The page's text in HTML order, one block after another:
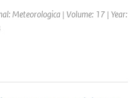
Meteorologica | Volume: 17 | Year: